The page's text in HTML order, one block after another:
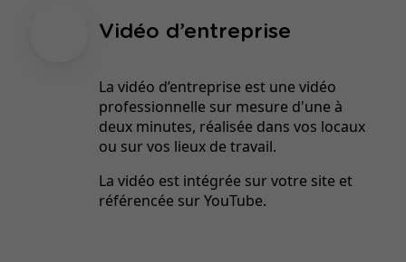
Vidéo d’entreprise
La vidéo d’entreprise est une vidéo
professionnelle sur mesure d'une à
deux minutes, réalisée dans vos locaux
ou sur vos lieux de travail.
La vidéo est intégrée sur votre site et
référencée sur YouTube.